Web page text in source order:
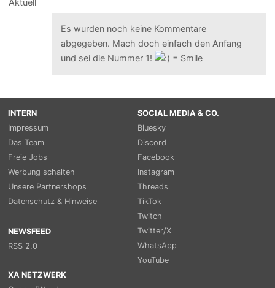
Es wurden noch keine Kommentare
abgegeben. Mach doch einfach den Anfang
und sei die Nummer 1!
INTERN
Impressum
Das Team
Freie Jobs
Werbung schalten
Unsere Partnershops
Datenschutz & Hinweise
NEWSFEED
RSS 2.0
SOCIAL MEDIA & CO.
Bluesky
Discord
Facebook
Instagram
Threads
TikTok
Twitch
Twitter/X
WhatsApp
YouTube
XA NETZWERK